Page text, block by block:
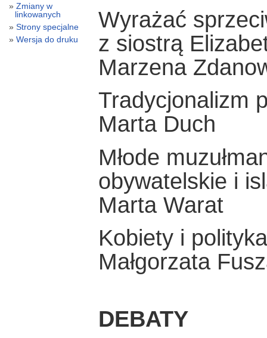
Wyrażać
z siostrą
Marzena
Tradycjonalizm
Marta Duch
Młode
obywatelskie i
Marta Warat
Kobiety i polityka
Małgorzata
DEBATY
Zmiany w
linkowanych
Strony specjalne
Wersja do druku